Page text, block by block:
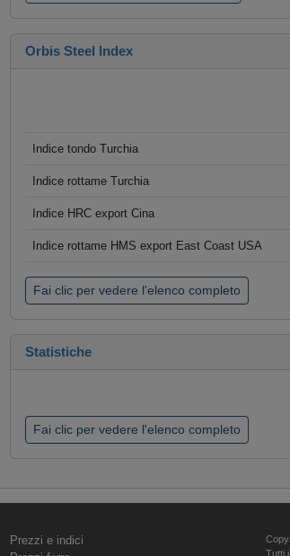
Orbis Steel Index
Indice tondo Turchia
Indice rottame Turchia
Indice HRC export Cina
Indice rottame HMS export East Coast USA
Fai clic per vedere l'elenco completo
Statistiche
Fai clic per vedere l'elenco completo
Prezzi e indici
Tutti